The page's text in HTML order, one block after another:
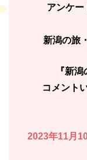
アンケー
新潟の旅
『新
コメント
2023年11月